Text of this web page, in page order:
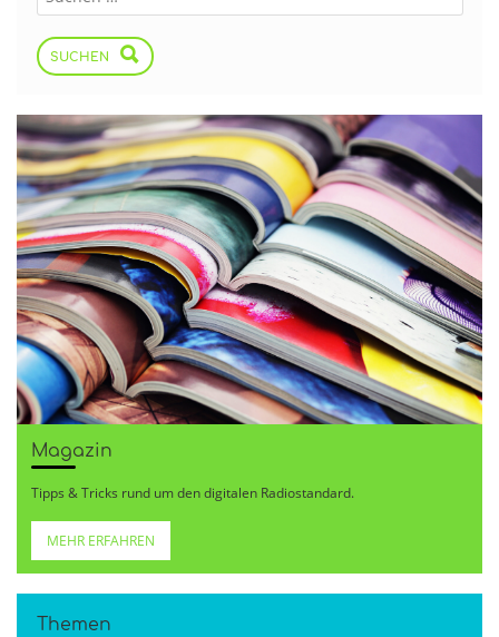
SUCHEN
Magazin
Tipps & Tricks rund um den digitalen Radiostandard.
MEHR ERFAHREN
Themen